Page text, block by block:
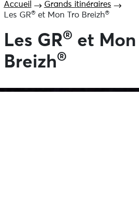
Accueil
Grands itinéraires
Les GR®et Mon Tro Breizh®
Les GR® et Mon
Breizh®